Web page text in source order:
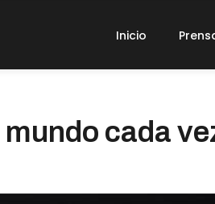
Inicio
cada